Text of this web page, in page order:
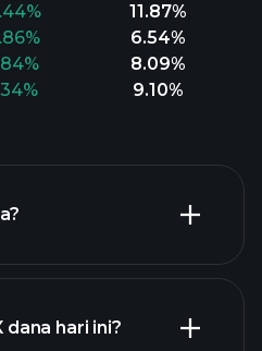
11.87%
6.54%
8.09%
9.10%
dana hari ini?